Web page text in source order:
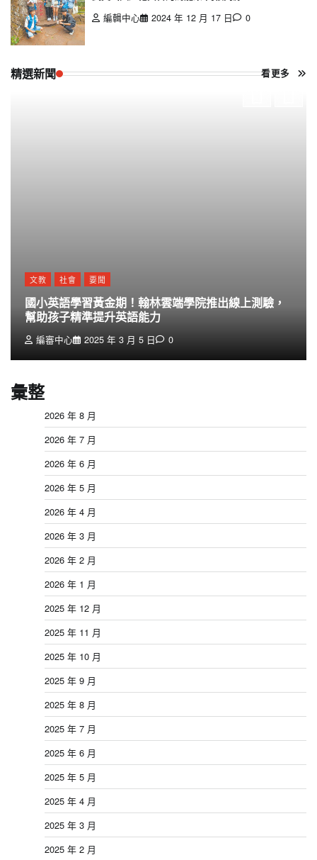
編輯中心
2024 年 12 月 17 日 0
精選新聞 看更多
文教 社會 要聞
國小英語學習黃金期！翰林雲端學院推出線上測驗，
幫助孩子精準提升英語能力
編審中心 2025 年 3 月 5 日 0
彙整
2026 年 8 月
2026 年 7 月
2026 年 6 月
2026 年 5 月
2026 年 4 月
2026 年 3 月
2026 年 2 月
2026 年 1 月
2025 年 12 月
2025 年 11 月
2025 年 10 月
2025 年 9 月
2025 年 8 月
2025 年 7 月
2025 年 6 月
2025 年 5 月
2025 年 4 月
2025 年 3 月
2025 年 2 月